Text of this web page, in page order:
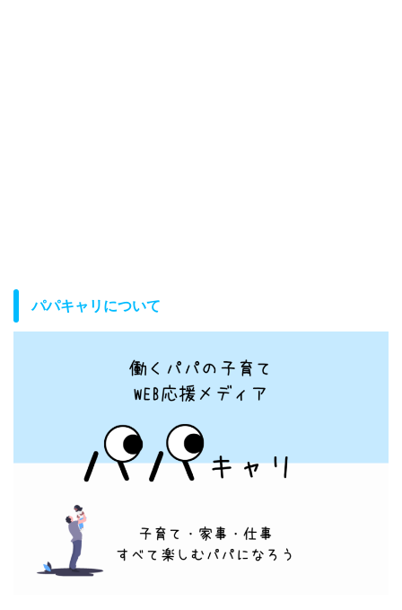
パパキャリについて